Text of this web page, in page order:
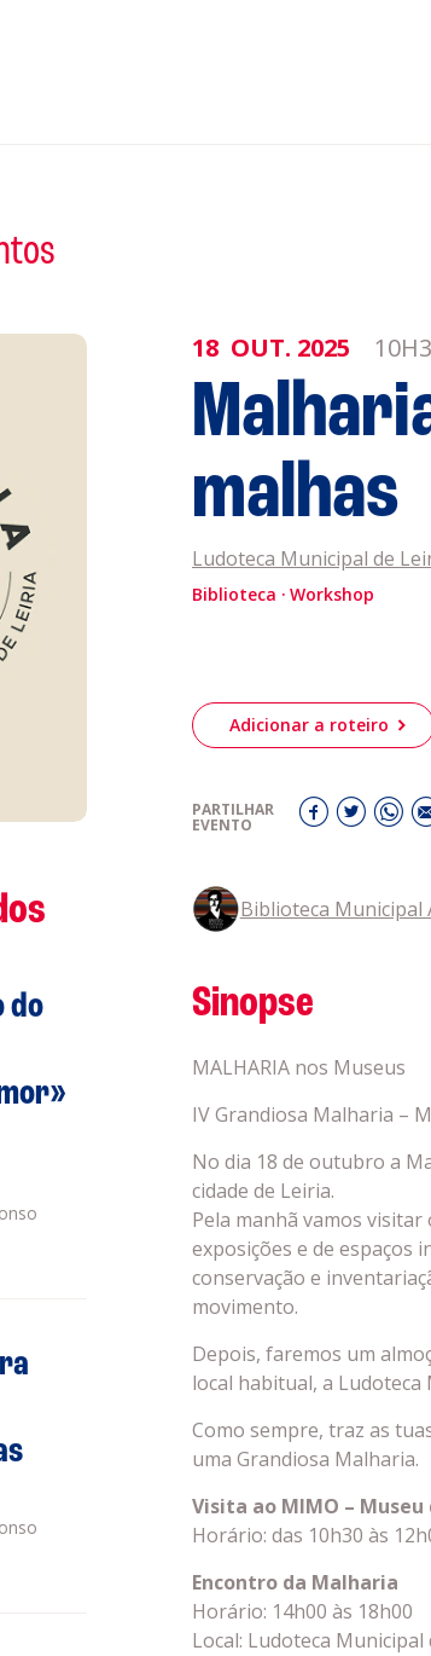
Agenda
Sobre a
Promotores
Clubes Desportivos
Contactos
18 OUT. 2025
malhas
Ludoteca Municipal de
Biblioteca Workshop
Adicionar a roteiro
PARTILHAR
EVENTO
Biblioteca Municipal
Sinopse
MALHARIA nos Museus
IV Grandiosa Malharia –
No dia 18 de outubro a
cidade de Leiria.
Pela manhã vamos
exposições e de espaços
conservação e
movimento.
Depois, faremos um
local habitual, a Ludoteca
Como sempre, traz as
uma Grandiosa Malharia.
Visita ao MIMO –
Horário: das 10h30 às
Encontro da Malharia
Horário: 14h00 às 18h00
Local: Ludoteca Municipal
do
EXISTENTES